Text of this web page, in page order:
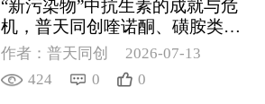
“新污染物”中抗生素的成就与危
机，普天同创喹诺酮、磺胺类质
控新品筑牢环境安全防线
作者：普天同创
2026-07-13
424
0 0